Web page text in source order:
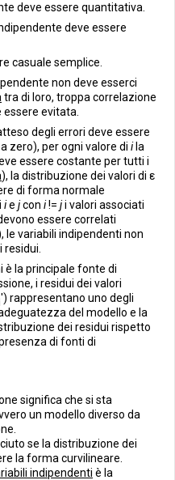
deve essere quantitativa.
deve essere
casuale semplice.
non deve esserci
tra di loro, troppa correlazione
evitata.
degli errori deve essere
zero), per ogni valore di ila
essere costante per tutti i
), la distribuzione dei valori di ε
di forma normale
ie jcon i!= ji valori associati
essere correlati
le variabili indipendenti non
è la principale fonte di
i residui dei valori
') rappresentano uno degli
del modello e la
dei residui rispetto
di fonti di
significa che si sta
un modello diverso da
se la distribuzione dei
la forma curvilineare.
indipendenti è la